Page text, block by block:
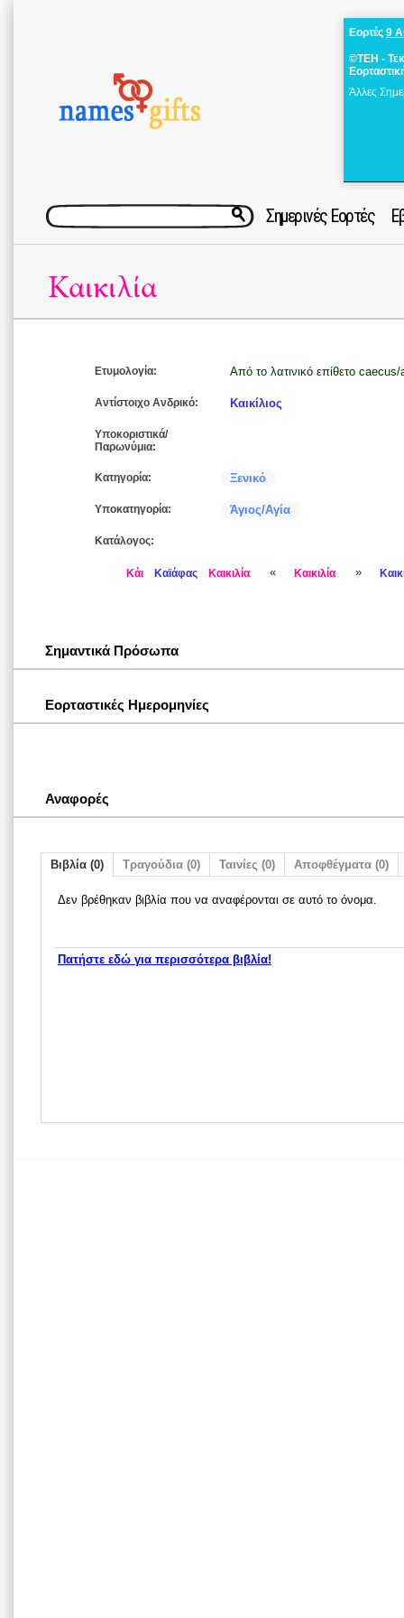
Εορτές 9
©ΤΕΗ -
Άλλες
Σημερινές Εορτές
Καικιλία
Ετυμολογία: Από το λατινικό επίθετο
Αντίστοιχο Ανδρικό: Καικίλιος
Υποκοριστικά/
Παρωνύμια:
Κατηγορία: Ξενικό
Υποκατηγορία: Άγιος/Αγία
Κατάλογος:
Κάι Καϊάφας Καικιλία « Καικιλία »
Σημαντικά Πρόσωπα
Εορταστικές Ημερομηνίες
Αναφορές
Βιβλία (0) Τραγούδια (0) Ταινίες (0) Αποφθέγματα (0)
Δεν βρέθηκαν βιβλία που να αναφέρονται σε αυτό το όνομα.
Πατήστε εδώ για περισσότερα βιβλία!